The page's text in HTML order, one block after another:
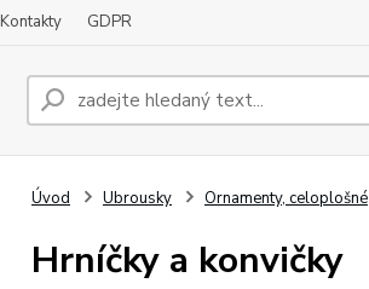
Kontakty GDPR
Úvod Ubrousky Ornamenty, celoplošné
Hrníčky a konvičky